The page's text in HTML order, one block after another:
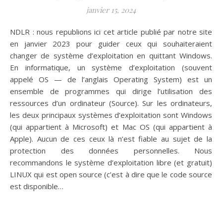
janvier 15, 2024
NDLR : nous republions ici cet article publié par notre site
en janvier 2023 pour guider ceux qui souhaiteraient
changer de système d’exploitation en quittant Windows.
En informatique, un système d’exploitation (souvent
appelé OS — de l’anglais Operating System) est un
ensemble de programmes qui dirige l’utilisation des
ressources d’un ordinateur (Source). Sur les ordinateurs,
les deux principaux systèmes d’exploitation sont Windows
(qui appartient à Microsoft) et Mac OS (qui appartient à
Apple). Aucun de ces ceux là n’est fiable au sujet de la
protection des données personnelles. Nous
recommandons le système d’exploitation libre (et gratuit)
LINUX qui est open source (c’est à dire que le code source
est disponible…